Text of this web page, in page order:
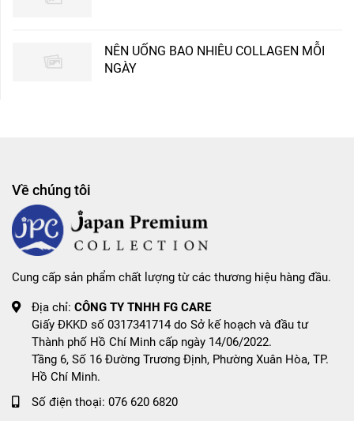
NÊN UỐNG BAO NHIÊU COLLAGEN MỖI
NGÀY
Về chúng tôi
Cung cấp sản phẩm chất lượng từ các thương hiệu hàng đầu.
Địa chỉ: CÔNG TY TNHH FG CARE
Giấy ĐKKD số 0317341714 do Sở kế hoạch và đầu tư
Thành phố Hồ Chí Minh cấp ngày 14/06/2022.
Tầng 6, Số 16 Đường Trương Định, Phường Xuân Hòa, TP.
Hồ Chí Minh.
Số điện thoại: 076 620 6820